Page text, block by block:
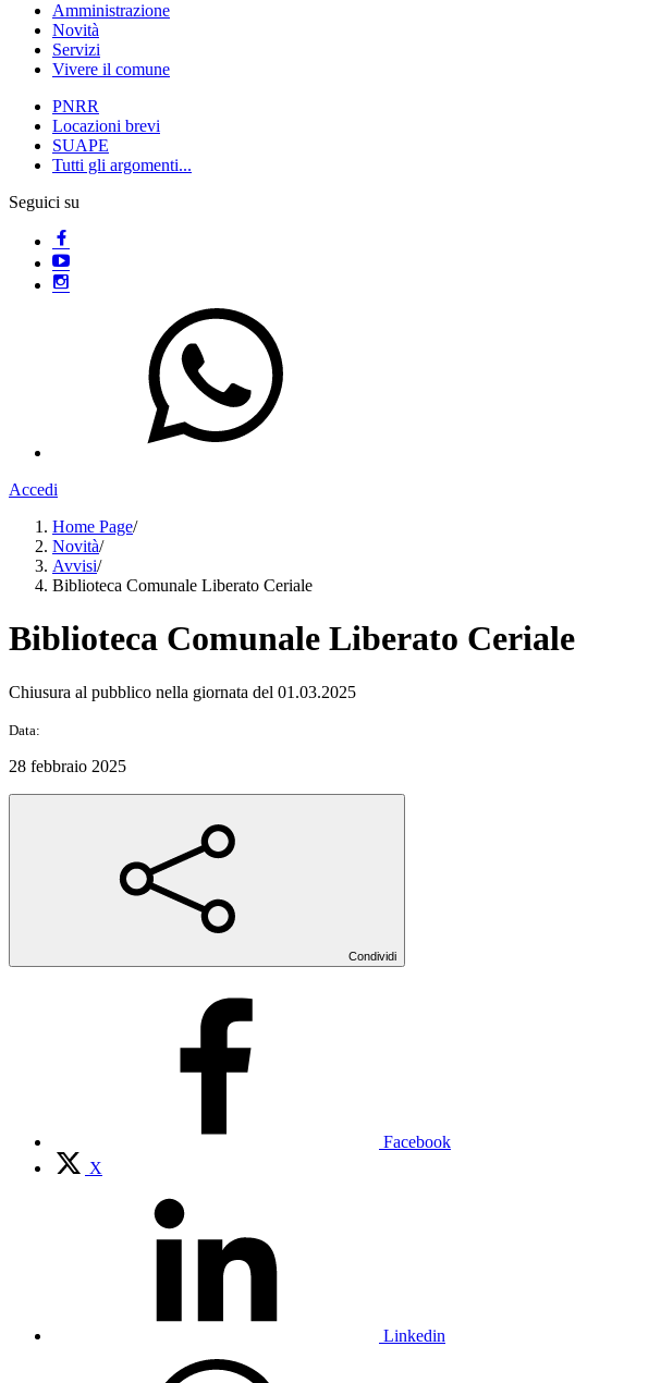
Amministrazione
Novità
Servizi
Vivere il comune
PNRR
Locazioni brevi
SUAPE
Tutti gli argomenti...
Seguici su
Accedi
Home Page/
Novità/
Avvisi/
Biblioteca Comunale Liberato Ceriale
Biblioteca Comunale Liberato Ceriale
Chiusura al pubblico nella giornata del 01.03.2025
Data:
28 febbraio 2025
Condividi
Facebook
X
Linkedin